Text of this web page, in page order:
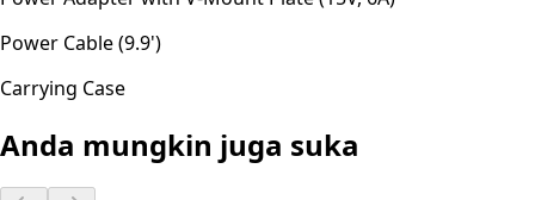
Power Cable (9.9')
Carrying Case
Anda mungkin juga suka